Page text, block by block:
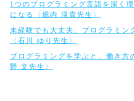
1つのプログラミング言語を深く
になる〈堀内 滉貴先生〉
未経験でも大丈夫。プログラミン
〈石川 ゆり先生〉
プログラミングを学ぶと、働き方
野 文先生〉